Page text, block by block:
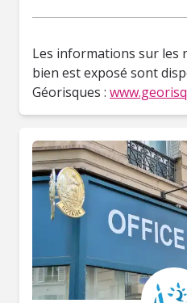
Les informations sur les
bien est exposé sont
Géorisques :